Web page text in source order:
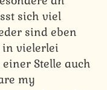
sich viel
sind eben
in vielerlei
Stelle auch
my